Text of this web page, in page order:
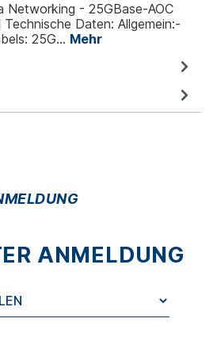
Networking - 25GBase-AOC
Daten: Allgemein:-
25G… Mehr
ANMELDUNG